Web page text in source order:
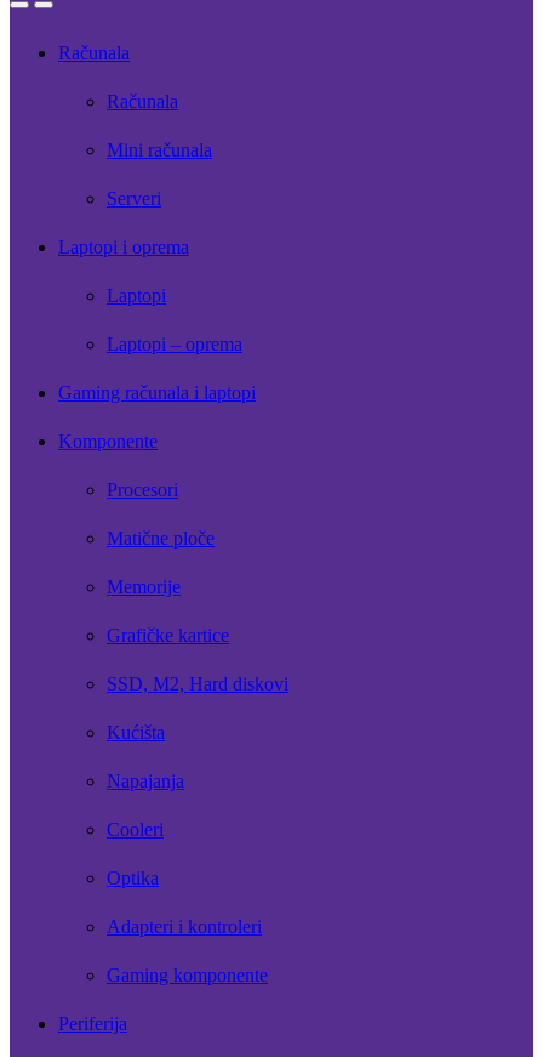
OpenClose
Računala
Računala
Mini računala
Serveri
Laptopi i oprema
Laptopi
Laptopi – oprema
Gaming računala i laptopi
Komponente
Procesori
Matične ploče
Memorije
Grafičke kartice
SSD, M2, Hard diskovi
Kućišta
Napajanja
Cooleri
Optika
Adapteri i kontroleri
Gaming komponente
Periferija